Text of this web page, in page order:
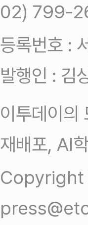
02) 799-
등록번호 :
발행인 : 김
이투데이의
재배포, AI
Copyright